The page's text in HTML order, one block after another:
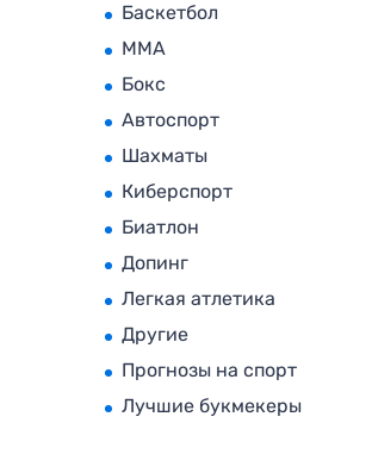
Баскетбол
MMA
Бокс
Автоспорт
Шахматы
Киберспорт
Биатлон
Допинг
Легкая атлетика
Другие
Прогнозы на спорт
Лучшие букмекеры